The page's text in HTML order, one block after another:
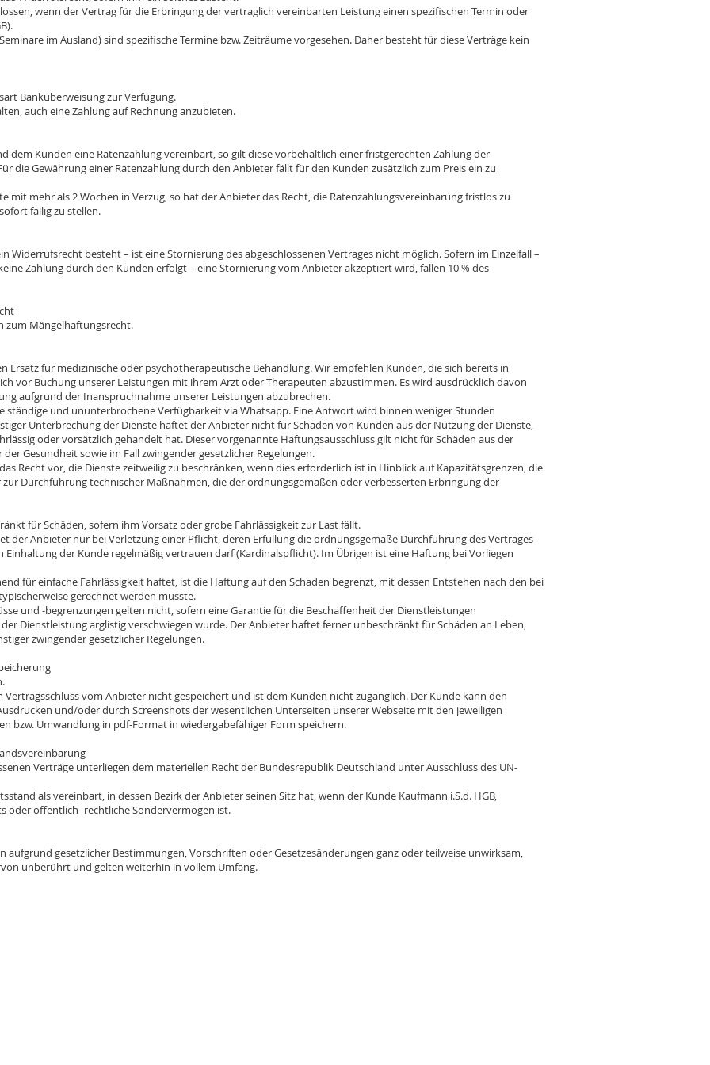
wenn der Vertrag für die Erbringung der vertraglich vereinbarten Leistung einen spezifischen Termin oder
im Ausland) sind spezifische Termine bzw. Zeiträume vorgesehen. Daher besteht für diese Verträge kein
Banküberweisung zur Verfügung.
auch eine Zahlung auf Rechnung anzubieten.
Kunden eine Ratenzahlung vereinbart, so gilt diese vorbehaltlich einer fristgerechten Zahlung der
die Gewährung einer Ratenzahlung durch den Anbieter fällt für den Kunden zusätzlich zum Preis ein zu
als 2 Wochen in Verzug, so hat der Anbieter das Recht, die Ratenzahlungsvereinbarung fristlos zu
fällig zu stellen.
Widerrufsrecht besteht – ist eine Stornierung des abgeschlossenen Vertrages nicht möglich. Sofern im Einzelfall –
Zahlung durch den Kunden erfolgt – eine Stornierung vom Anbieter akzeptiert wird, fallen 10 % des
zum Mängelhaftungsrecht.
für medizinische oder psychotherapeutische Behandlung. Wir empfehlen Kunden, die sich bereits in
vor Buchung unserer Leistungen mit ihrem Arzt oder Therapeuten abzustimmen. Es wird ausdrücklich davon
aufgrund der Inanspruchnahme unserer Leistungen abzubrechen.
und ununterbrochene Verfügbarkeit via Whatsapp. Eine Antwort wird binnen weniger Stunden
Unterbrechung der Dienste haftet der Anbieter nicht für Schäden von Kunden aus der Nutzung der Dienste,
oder vorsätzlich gehandelt hat. Dieser vorgenannte Haftungsausschluss gilt nicht für Schäden aus der
Gesundheit sowie im Fall zwingender gesetzlicher Regelungen.
vor, die Dienste zeitweilig zu beschränken, wenn dies erforderlich ist in Hinblick auf Kapazitätsgrenzen, die
Durchführung technischer Maßnahmen, die der ordnungsgemäßen oder verbesserten Erbringung der
für Schäden, sofern ihm Vorsatz oder grobe Fahrlässigkeit zur Last fällt.
Anbieter nur bei Verletzung einer Pflicht, deren Erfüllung die ordnungsgemäße Durchführung des Vertrages
der Kunde regelmäßig vertrauen darf (Kardinalspflicht). Im Übrigen ist eine Haftung bei Vorliegen
einfache Fahrlässigkeit haftet, ist die Haftung auf den Schaden begrenzt, mit dessen Entstehen nach den bei
gerechnet werden musste.
-begrenzungen gelten nicht, sofern eine Garantie für die Beschaffenheit der Dienstleistungen
Dienstleistung arglistig verschwiegen wurde. Der Anbieter haftet ferner unbeschränkt für Schäden an Leben,
zwingender gesetzlicher Regelungen.
vom Anbieter nicht gespeichert und ist dem Kunden nicht zugänglich. Der Kunde kann den
und/oder durch Screenshots der wesentlichen Unterseiten unserer Webseite mit den jeweiligen
bzw. Umwandlung in pdf-Format in wiedergabefähiger Form speichern.
Verträge unterliegen dem materiellen Recht der Bundesrepublik Deutschland unter Ausschluss des UN-
als vereinbart, in dessen Bezirk der Anbieter seinen Sitz hat, wenn der Kunde Kaufmann i.S.d. HGB,
oder öffentlich- rechtliche Sondervermögen ist.
gesetzlicher Bestimmungen, Vorschriften oder Gesetzesänderungen ganz oder teilweise unwirksam,
unberührt und gelten weiterhin in vollem Umfang.